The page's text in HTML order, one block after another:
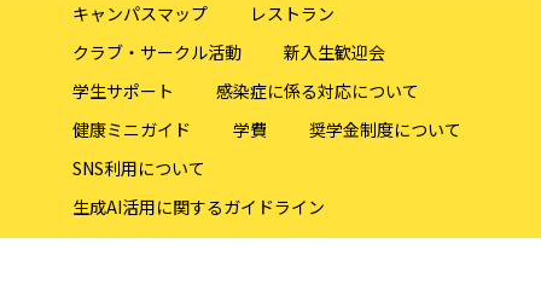
キャンパスマップ
レストラン
クラブ・サークル活動
新入生歓迎会
学生サポート
感染症に係る対応について
健康ミニガイド
学費
奨学金制度について
SNS利用について
生成AI活用に関するガイドライン